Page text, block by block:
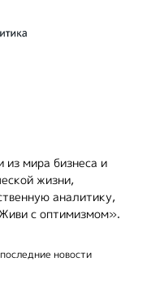
из мира бизнеса и
жизни,
аналитику,
с оптимизмом».
новости